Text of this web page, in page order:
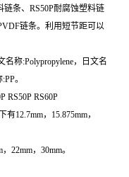
条、RS50P耐腐蚀塑料链
链条。利用短节距可以
称:Polypropylene，日文名
。
RS50P RS60P
12.7mm，15.875mm，
22mm，30mm。